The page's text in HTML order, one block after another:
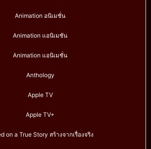
Animation อนิเมชั่น
Animation แอนิเมชัน
Animation แอนิเมชั่น
Anthology
Apple TV
Apple TV+
on a True Story สร้างจากเรื่องจริง